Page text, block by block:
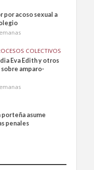
por acoso sexual a
COLECTIVOS
Eva Edith y otros
amparo-
asume
penales